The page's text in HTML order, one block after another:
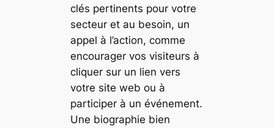
clés pertinents pour votre
secteur et au besoin, un
appel à l’action, comme
encourager vos visiteurs à
cliquer sur un lien vers
votre site web ou à
participer à un événement.
Une biographie bien